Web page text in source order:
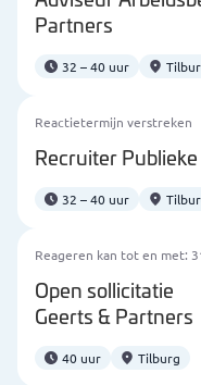
Partners
32 – 40 uur
Reactietermijn verstreken
Recruiter
32 – 40 uur
Reageren kan tot en met:
Open sollicitatie
Geerts & Partners
40 uur Tilburg